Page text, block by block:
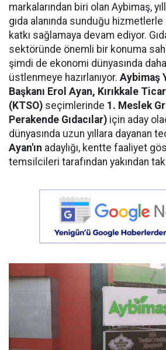
markalarından biri olan Aybimaş,
gıda alanında sunduğu
katkı sağlamaya devam ediyor.
sektöründe önemli bir konuma
şimdi de ekonomi dünyasında
üstlenmeye hazırlanıyor. Aybimaş
Başkanı Erol Ayan, Kırıkkale
(KTSO) seçimlerinde 1. Meslek
Perakende Gıdacılar) için aday
dünyasında uzun yıllara dayanan
Ayan'ın adaylığı, kentte faaliyet
temsilcileri tarafından yakından